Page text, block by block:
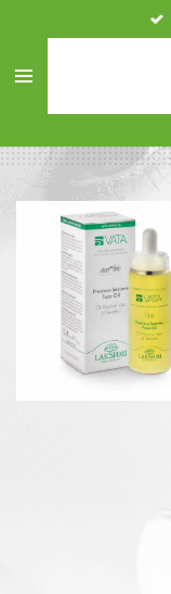
naar
hoofdinhoud